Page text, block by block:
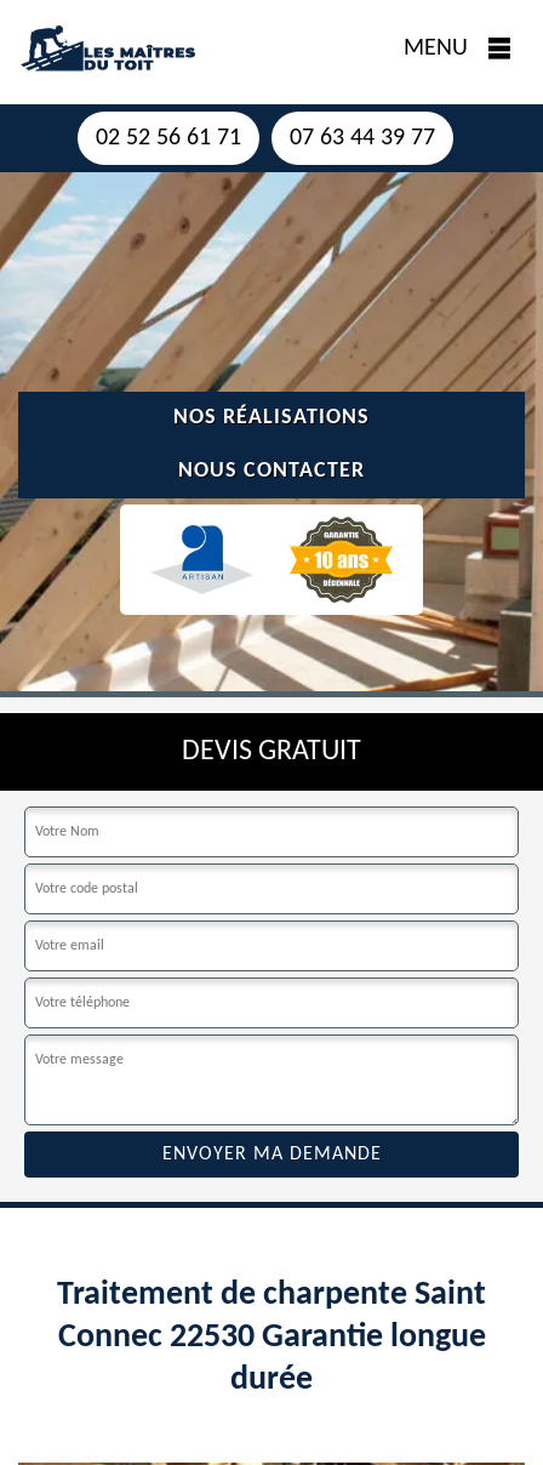
MENU
02 52 56 61 71 07 63 44 39 77
NOS RÉALISATIONS
NOUS CONTACTER
DEVIS GRATUIT
Traitement de charpente Saint
Connec 22530 Garantie longue
durée